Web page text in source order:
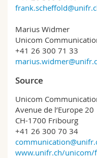
Marius Widmer
Unicom
+41 26 300 71 33
Source
Unicom
Avenue de l’Europe 20
CH-1700 Fribourg
+41 26 300 70 34
www.unifr.ch/unicom/